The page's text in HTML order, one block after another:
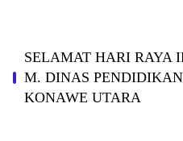
SELAMAT HARI RAYA
M. DINAS
KONAWE UTARA